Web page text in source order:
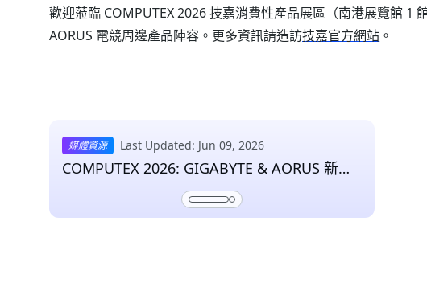
歡迎蒞臨 COMPUTEX 2026 技嘉消費性產品展區（南港展覽館 1
AORUS 電競周邊產品陣容。更多資訊請造訪技嘉官方網站 。
媒體資源 Last Updated: Jun 09, 2026
COMPUTEX 2026: GIGABYTE & AORUS 新聞